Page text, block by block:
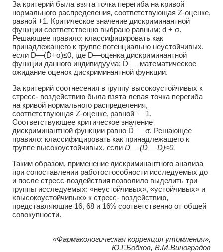
За критерий была взята точка перегиба на кривой
нормального распределения, соответствующая Z-оценке,
равной +1. Критическое значение дискриминантной
функции соответственно выбрано равным: d + σ.
Решающее правило: классифицировать как
принадлежащего к группе потенциально неустойчивых,
если D—(Ď+σ)≤0, где D—оценка дискриминантной
функции данного индивидуума; Ď — математическое
ожидание оценок дискриминантной функции.
За критерий соотнесения в группу высокоустойчивых к
стресс- воздействию была взята левая точка перегиба
на кривой нормального распределения,
соответствующая Z-оценке, равной — 1.
Соответствующее критическое значение
дискриминантной функции равно Ď — σ. Решающее
правило: классифицировать как принадлежащего к
группе высокоустойчивых, если D— (Ď —D)≤0.
Таким образом, применение дискриминантного анализа
при сопоставлении работоспособности исследуемых до
и после стресс-воздействия позволило выделить три
группы исследуемых: «неустойчивых», «устойчивых» и
«высокоустойчивых» к стресс- воздействию,
представляющие 16, 68 и 16% соответственно от общей
совокупности.
«Фармакологическая коррекция утомления»,
Ю.Г.Бобков, В.М.Виноградов